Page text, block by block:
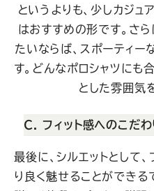
というよりも、少しカジ
はおすすめの形です。さ
たいならば、スポーティー
す。どんなポロシャツにも
とした雰囲気
C. フィット感へのこだ
最後に、シルエットとして
り良く魅せることができる